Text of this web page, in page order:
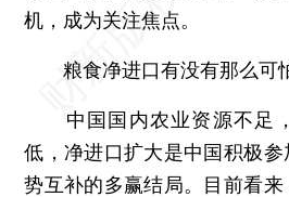
机，成为关注焦点。
粮食净进口有没有那么可
中国国内农业资源不足
低，净进口扩大是中国积极
势互补的多赢结局。目前看